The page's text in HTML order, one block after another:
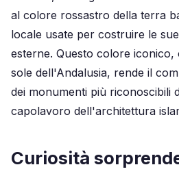
al colore rossastro della terra
locale usate per costruire le
esterne. Questo colore iconico,
sole dell'Andalusia, rende il
dei monumenti più riconoscibili
capolavoro dell'architettura
Curiosità